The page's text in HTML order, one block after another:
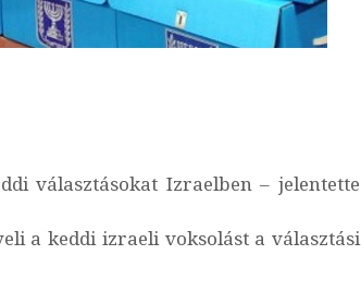
választásokat Izraelben – jelentette
a keddi izraeli voksolást a választási